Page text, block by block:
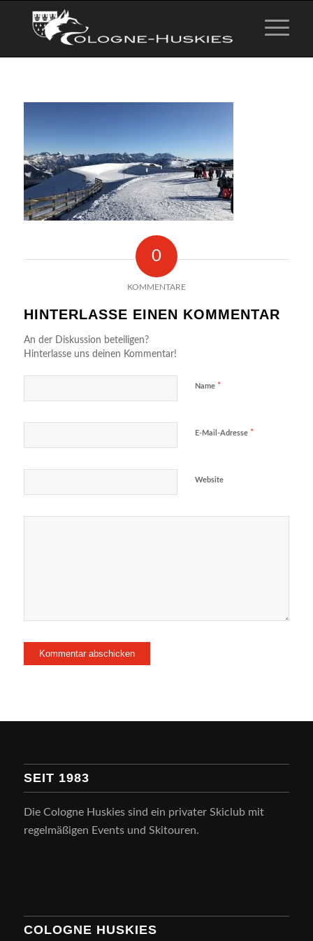
0
KOMMENTARE
HINTERLASSE EINEN KOMMENTAR
An der Diskussion beteiligen?
Hinterlasse uns deinen Kommentar!
Name *
E-Mail-Adresse *
Website
SEIT 1983
Die Cologne Huskies sind ein privater Skiclub mit
regelmäßigen Events und Skitouren.
COLOGNE HUSKIES